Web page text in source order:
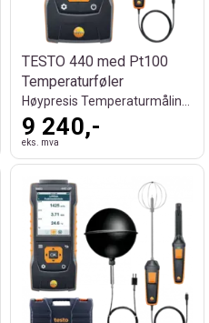
TESTO 440 med Pt100
Temperaturføler
9 240,-
eks. mva